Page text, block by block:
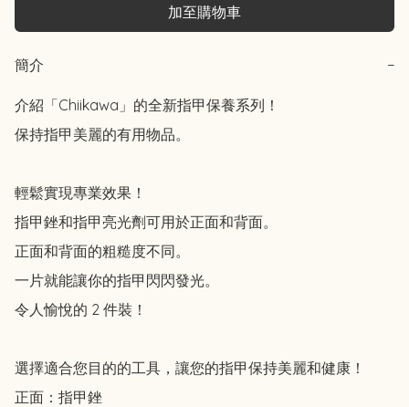
加至購物車
簡介 −
介紹「Chiikawa」的全新指甲保養系列！
保持指甲美麗的有用物品。
輕鬆實現專業效果！
指甲銼和指甲亮光劑可用於正面和背面。
正面和背面的粗糙度不同。
一片就能讓你的指甲閃閃發光。
令人愉悅的 2 件裝！
選擇適合您目的的工具，讓您的指甲保持美麗和健康！
正面：指甲銼